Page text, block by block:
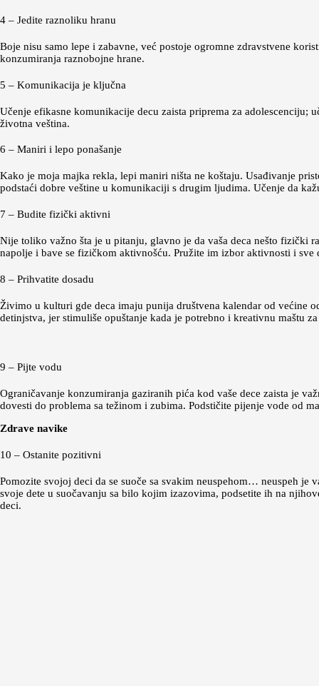
4 – Jedite raznoliku hranu
Boje nisu samo lepe i zabavne, već postoje ogromne zdravstvene
konzumiranja raznobojne hrane.
5 – Komunikacija je ključna
Učenje efikasne komunikacije decu zaista priprema za
životna veština.
6 – Maniri i lepo ponašanje
Kako je moja majka rekla, lepi maniri ništa ne koštaju. Usađivanje
podstaći dobre veštine u komunikaciji s drugim ljudima. Učenje da
7 – Budite fizički aktivni
Nije toliko važno šta je u pitanju, glavno je da vaša deca nešto fizički
napolje i bave se fizičkom aktivnošću. Pružite im izbor aktivnosti i sve
8 – Prihvatite dosadu
Živimo u kulturi gde deca imaju punija društvena kalendar od većine
detinjstva, jer stimuliše opuštanje kada je potrebno i kreativnu maštu
9 – Pijte vodu
Ograničavanje konzumiranja gaziranih pića kod vaše dece zaista je
dovesti do problema sa težinom i zubima. Podstičite pijenje vode od
Zdrave navike
10 – Ostanite pozitivni
Pomozite svojoj deci da se suoče sa svakim neuspehom… neuspeh je
svoje dete u suočavanju sa bilo kojim izazovima, podsetite ih na
deci.